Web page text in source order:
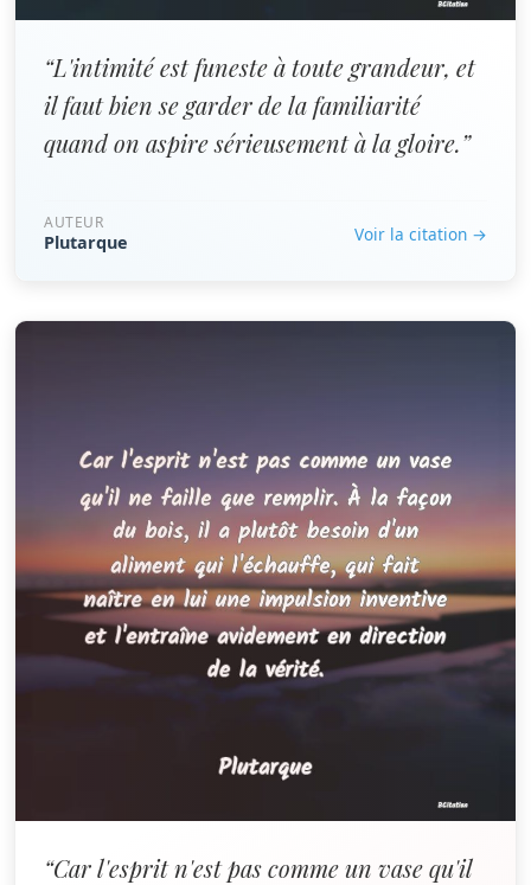
“L'intimité est funeste à toute grandeur, et
il faut bien se garder de la familiarité
quand on aspire sérieusement à la gloire.”
AUTEUR
Plutarque Voir la citation →
“Car l'esprit n'est pas comme un vase qu'il